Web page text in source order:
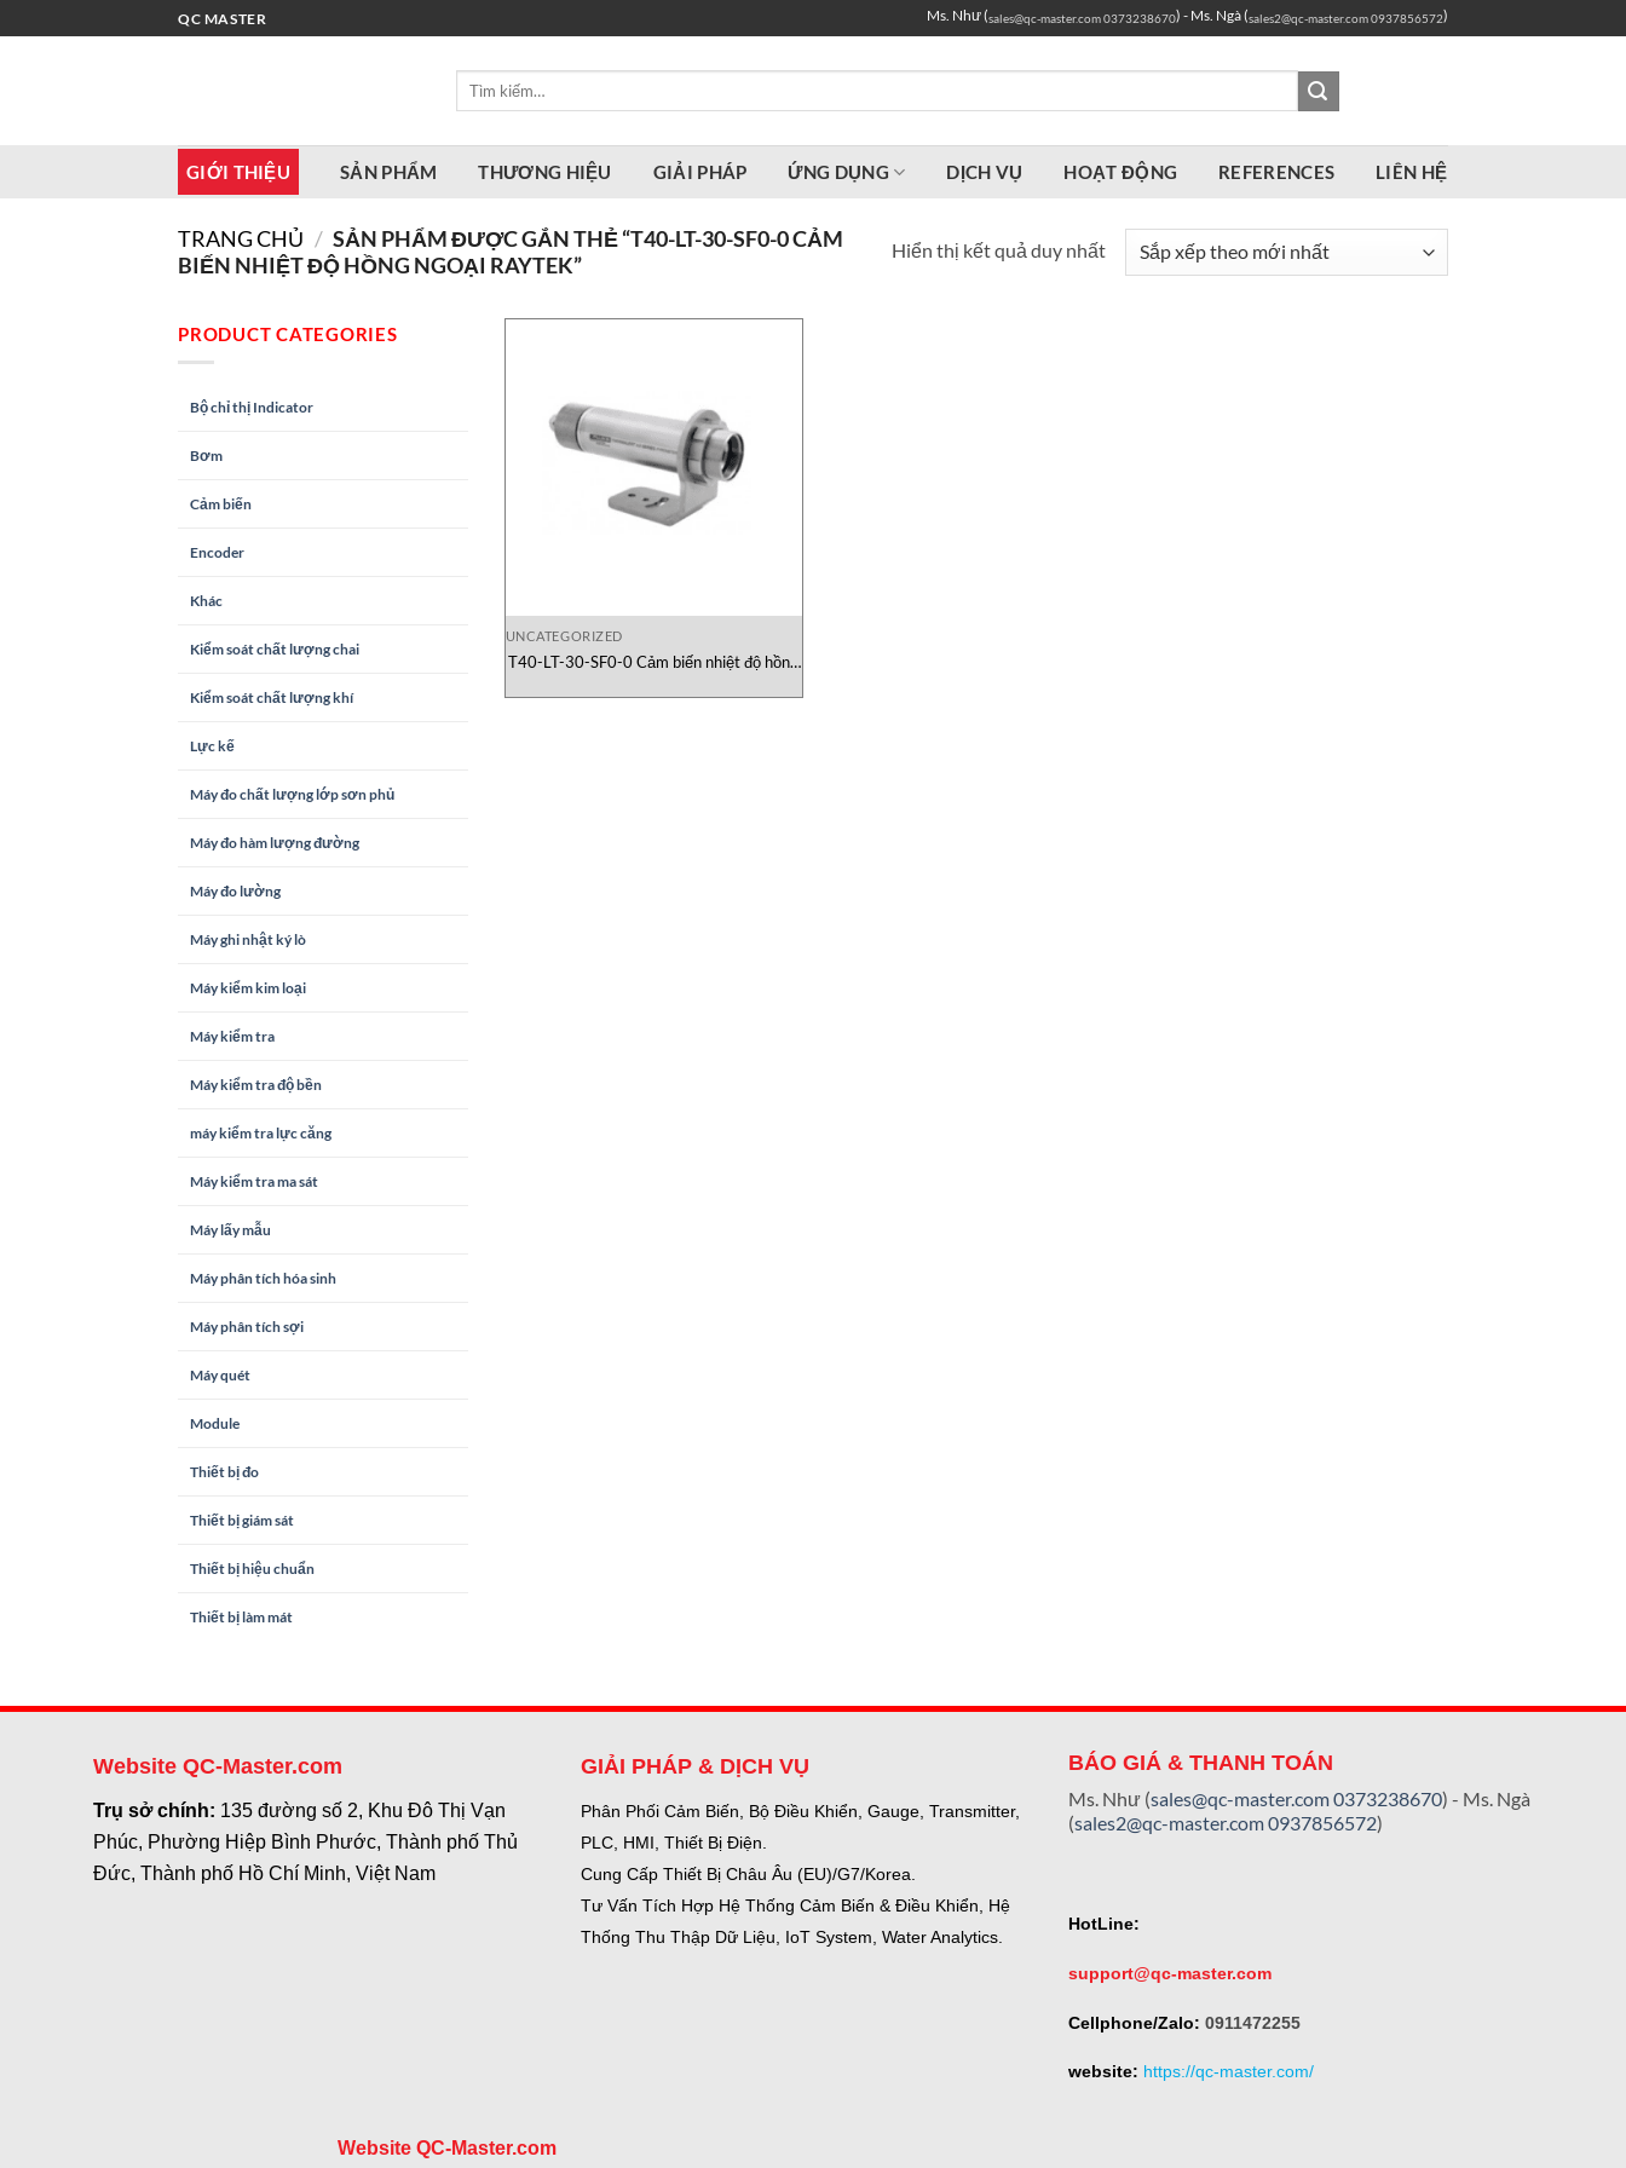
qua
QC MASTER Ms. Như (sales@qc-master.com0373238670) - Ms. Ngà (sales2@qc-master.com0937856572)
Tìm
GIỚI THIỆU SẢN PHẨM THƯƠNG HIỆU GIẢI PHÁP ỨNG DỤNG DỊCH VỤ HOẠT ĐỘNG REFERENCES LIÊN HỆ
TRANG CHỦ / SẢN PHẨM ĐƯỢC GẮN THẺ “T40-LT-30-SF0-0 CẢM
BIẾN NHIỆT ĐỘ HỒNG NGOẠI RAYTEK”
Hiển thị kết quả duy nhất
PRODUCT CATEGORIES
Bộ chỉ thị Indicator
Bơm
Cảm biến
Encoder
Khác
Kiểm soát chất lượng chai
Kiểm soát chất lượng khí
Lực kế
Máy đo chất lượng lớp sơn phủ
Máy đo hàm lượng đường
Máy đo lường
Máy ghi nhật ký lò
Máy kiểm kim loại
Máy kiểm tra
Máy kiểm tra độ bền
máy kiểm tra lực căng
Máy kiểm tra ma sát
Máy lấy mẫu
Máy phân tích hóa sinh
Máy phân tích sợi
Máy quét
Module
Thiết bị đo
Thiết bị giám sát
Thiết bị hiệu chuẩn
Thiết bị làm mát
UNCATEGORIZED
T40-LT-30-SF0-0 Cảm biến nhiệt độ hồng
Website QC-Master.com
Trụ sở chính: 135 đường số 2, Khu Đô Thị Vạn
Phúc, Phường Hiệp Bình Phước, Thành phố Thủ
Đức, Thành phố Hồ Chí Minh, Việt Nam
GIẢI PHÁP & DỊCH VỤ
Phân Phối Cảm Biến, Bộ Điều Khiển, Gauge, Transmitter,
PLC, HMI, Thiết Bị Điện.
Cung Cấp Thiết Bị Châu Âu (EU)/G7/Korea.
Tư Vấn Tích Hợp Hệ Thống Cảm Biến & Điều Khiển, Hệ
Thống Thu Thập Dữ Liệu, IoT System, Water Analytics.
BÁO GIÁ & THANH TOÁN
Ms. Như (sales@qc-master.com0373238670) - Ms. Ngà
(sales2@qc-master.com0937856572)
HotLine:
support@qc-master.com
Cellphone/Zalo: 0911472255
website: https://qc-master.com/
Website QC-Master.com